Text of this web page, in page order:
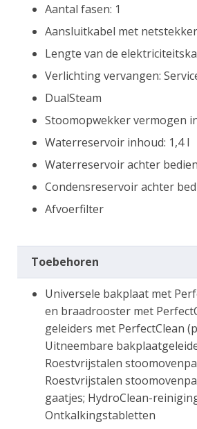
Aantal fasen: 1
Aansluitkabel met netstekker
Lengte van de
Verlichting vervangen:
DualSteam
Stoomopwekker vermogen
Waterreservoir inhoud: 1,4 l
Waterreservoir achter
Condensreservoir achter
Afvoerfilter
Toebehoren
Universele bakplaat met
en braadrooster met
geleiders met PerfectClean
Uitneembare
Roestvrijstalen
Roestvrijstalen
gaatjes; HydroClean-
Ontkalkingstabletten